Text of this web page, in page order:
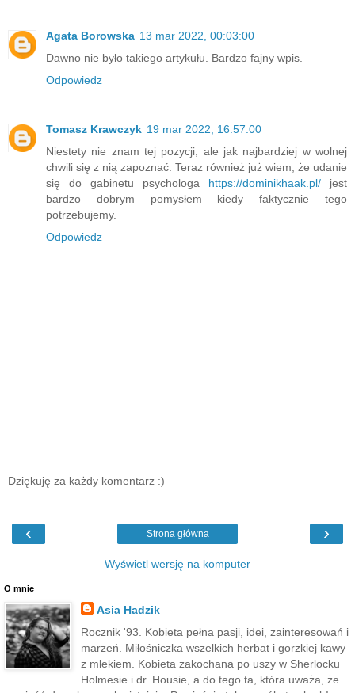
Agata Borowska 13 mar 2022, 00:03:00
Dawno nie było takiego artykułu. Bardzo fajny wpis.
Odpowiedz
Tomasz Krawczyk 19 mar 2022, 16:57:00
Niestety nie znam tej pozycji, ale jak najbardziej w wolnej
chwili się z nią zapoznać. Teraz również już wiem, że udanie
się do gabinetu psychologa https://dominikhaak.pl/ jest
bardzo dobrym pomysłem kiedy faktycznie tego
potrzebujemy.
Odpowiedz
Dziękuję za każdy komentarz :)
‹ ›
Strona główna
Wyświetl wersję na komputer
O mnie
Asia Hadzik
Rocznik '93. Kobieta pełna pasji, idei, zainteresowań i
marzeń. Miłośniczka wszelkich herbat i gorzkiej kawy
z mlekiem. Kobieta zakochana po uszy w Sherlocku
Holmesie i dr. Housie, a do tego ta, która uważa, że